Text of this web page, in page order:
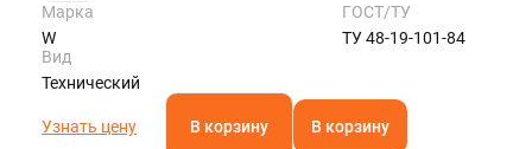
Марка
W
ГОСТ/ТУ
ТУ 48-19-101-84
Вид
Технический
Узнать цену В корзину В корзину